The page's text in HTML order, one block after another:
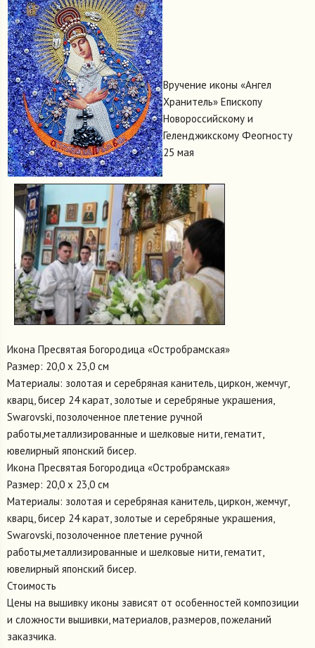
Вручение иконы «Ангел
Хранитель» Епископу
Новороссийскому и
Геленджикскому Феогносту
25 мая
Икона Пресвятая Богородица «Остробрамская»
Размер: 20,0 х 23,0 см
Материалы: золотая и серебряная канитель, циркон, жемчуг,
кварц, бисер 24 карат, золотые и серебряные украшения,
Swarovski, позолоченное плетение ручной
работы,металлизированные и шелковые нити, гематит,
ювелирный японский бисер.
Икона Пресвятая Богородица «Остробрамская»
Размер: 20,0 х 23,0 см
Материалы: золотая и серебряная канитель, циркон, жемчуг,
кварц, бисер 24 карат, золотые и серебряные украшения,
Swarovski, позолоченное плетение ручной
работы,металлизированные и шелковые нити, гематит,
ювелирный японский бисер.
Стоимость
Цены на вышивку иконы зависят от особенностей композиции
и сложности вышивки, материалов, размеров, пожеланий
заказчика.